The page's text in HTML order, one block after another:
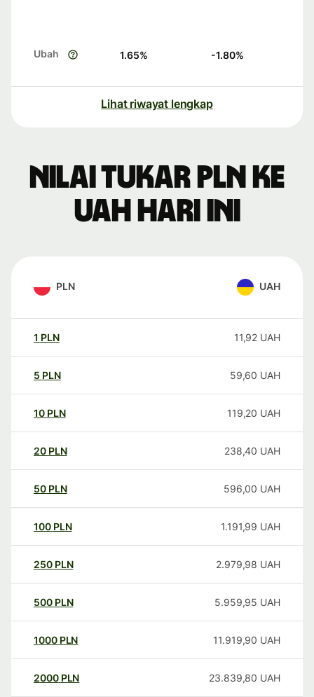
Ubah 1.65% -1.80%
Lihat riwayat lengkap
Nilai tukar PLN ke
UAH hari ini
PLN UAH
1 PLN 11,92 UAH
5 PLN 59,60 UAH
10 PLN 119,20 UAH
20 PLN 238,40 UAH
50 PLN 596,00 UAH
100 PLN 1.191,99 UAH
250 PLN 2.979,98 UAH
500 PLN 5.959,95 UAH
1000 PLN 11.919,90 UAH
2000 PLN 23.839,80 UAH